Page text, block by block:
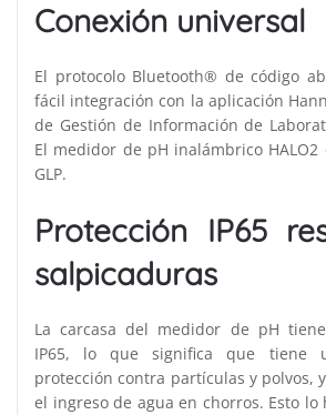
Conexión universal
El protocolo Bluetooth® de código
fácil integración con la aplicación
de Gestión de Información de
El medidor de pH inalámbrico HALO2
GLP.
Protección IP65
salpicaduras
La carcasa del medidor de pH
IP65, lo que significa que tiene
protección contra partículas y polvos,
el ingreso de agua en chorros. Esto lo